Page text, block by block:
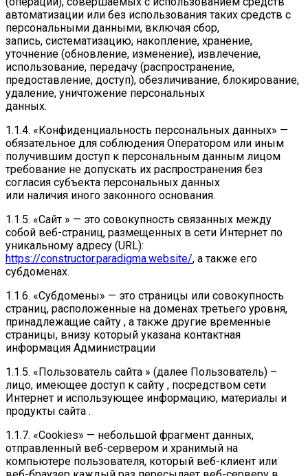
автоматизации или без использования таких средств с
персональными данными, включая сбор,
запись, систематизацию, накопление, хранение,
уточнение (обновление, изменение), извлечение,
использование, передачу (распространение,
предоставление, доступ), обезличивание, блокирование,
удаление, уничтожение персональных
данных.
1.1.4. «Конфиденциальность персональных данных» —
обязательное для соблюдения Оператором или иным
получившим доступ к персональным данным лицом
требование не допускать их распространения без
согласия субъекта персональных данных
или наличия иного законного основания.
1.1.5. «Сайт » — это совокупность связанных между
собой веб-страниц, размещенных в сети Интернет по
уникальному адресу (URL):
https://constructor.paradigma.website/, а также его
субдоменах.
1.1.6. «Субдомены» — это страницы или совокупность
страниц, расположенные на доменах третьего уровня,
принадлежащие сайту , а также другие временные
страницы, внизу который указана контактная
информация Администрации
1.1.5. «Пользователь сайта » (далее Пользователь) –
лицо, имеющее доступ к сайту , посредством сети
Интернет и использующее информацию, материалы и
продукты сайта .
1.1.7. «Cookies» — небольшой фрагмент данных,
отправленный веб-сервером и хранимый на
компьютере пользователя, который веб-клиент или